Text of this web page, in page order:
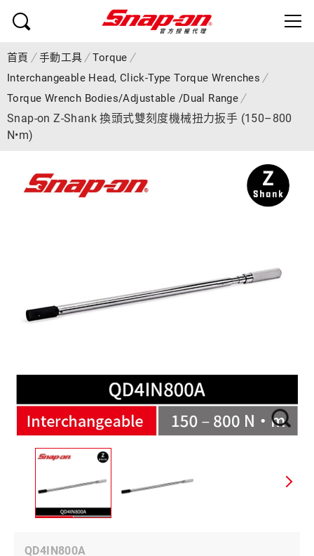
首頁 手動工具
Torque
Interchangeable Head, Click-Type Torque Wrenches
Torque Wrench Bodies/Adjustable /Dual Range
Snap-on Z-Shank 換頭式雙刻度機械扭力扳手 (150–800
N•m)
QD4IN800A